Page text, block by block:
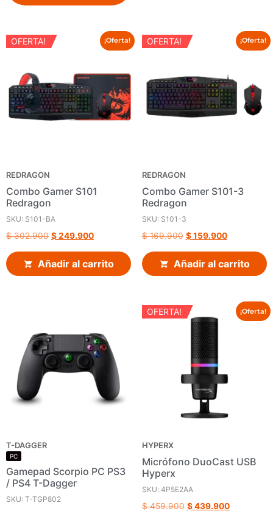
¡Oferta!
OFERTA!
REDRAGON
Combo Gamer S101
Redragon
SKU: S101-BA
$302.900 $249.900
Añadir al carrito
¡Oferta!
OFERTA!
REDRAGON
Combo Gamer S101-3
Redragon
SKU: S101-3
$169.900 $159.900
Añadir al carrito
T-DAGGER
PC
Gamepad Scorpio PC PS3
/ PS4 T-Dagger
SKU: T-TGP802
¡Oferta!
OFERTA!
HYPERX
Micrófono DuoCast USB
Hyperx
SKU: 4P5E2AA
$459.900 $439.900